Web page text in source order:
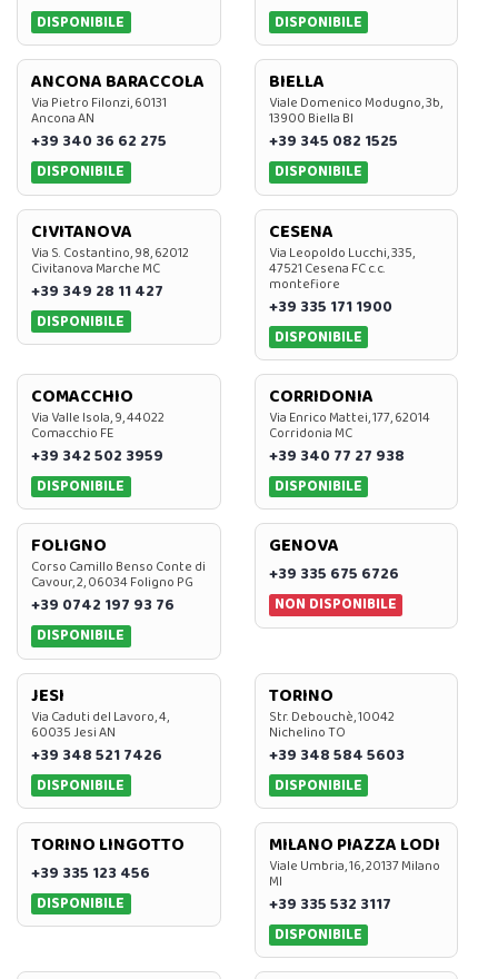
DISPONIBILE
DISPONIBILE
ANCONA BARACCOLA
Via Pietro Filonzi, 60131
Ancona AN
+39 340 36 62 275
DISPONIBILE
BIELLA
Viale Domenico Modugno, 3b,
13900 Biella BI
+39 345 082 1525
DISPONIBILE
CIVITANOVA
Via S. Costantino, 98, 62012
Civitanova Marche MC
+39 349 28 11 427
DISPONIBILE
CESENA
Via Leopoldo Lucchi, 335,
47521 Cesena FC c.c.
montefiore
+39 335 171 1900
DISPONIBILE
COMACCHIO
Via Valle Isola, 9, 44022
Comacchio FE
+39 342 502 3959
DISPONIBILE
CORRIDONIA
Via Enrico Mattei, 177, 62014
Corridonia MC
+39 340 77 27 938
DISPONIBILE
FOLIGNO
Corso Camillo Benso Conte di
Cavour, 2, 06034 Foligno PG
+39 0742 197 93 76
DISPONIBILE
GENOVA
+39 335 675 6726
NON DISPONIBILE
JESI
Via Caduti del Lavoro, 4,
60035 Jesi AN
+39 348 521 7426
DISPONIBILE
TORINO
Str. Debouchè, 10042
Nichelino TO
+39 348 584 5603
DISPONIBILE
TORINO LINGOTTO
+39 335 123 456
DISPONIBILE
MILANO PIAZZA LODI
Viale Umbria, 16, 20137 Milano
MI
+39 335 532 3117
DISPONIBILE